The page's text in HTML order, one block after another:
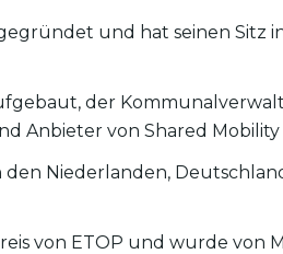
und hat seinen Sitz
der
Anbieter von Shared Mobility
Niederlanden,
von ETOP und wurde von